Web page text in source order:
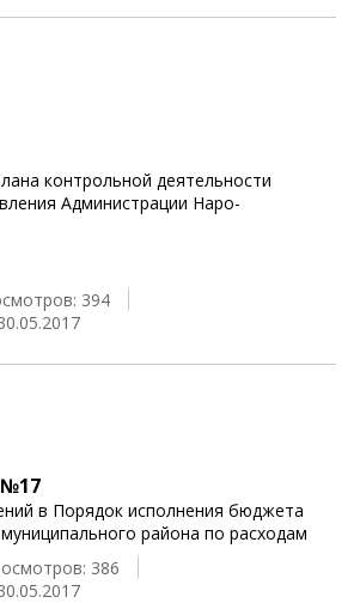
контрольной деятельности
Администрации Наро-
394
в Порядок исполнения бюджета
района по расходам
386